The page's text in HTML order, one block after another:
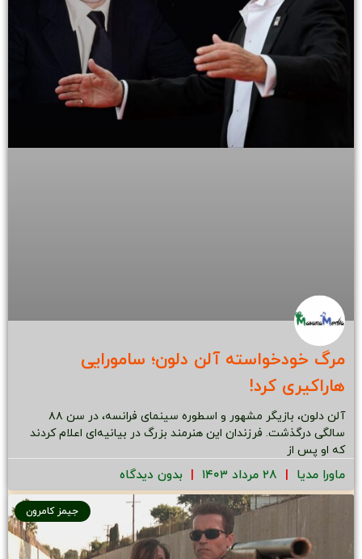
مرگ خودخواسته آلن دلون؛ سامورایی
هاراکیری کرد!
آلن دلون، بازیگر مشهور و اسطوره سینمای فرانسه، در سن ۸۸
سالگی درگذشت. فرزندان این هنرمند بزرگ در بیانیه‌ای اعلام کردند
که او پس از
ماورا مدیا بدون دیدگاه
جیمز کامرون